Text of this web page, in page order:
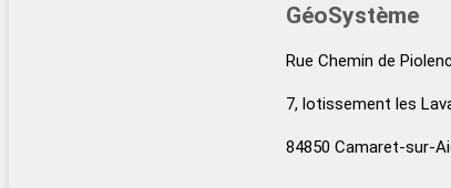
GéoSystème
Rue Chemin de Piolenc
7, lotissement les
84850 Camaret-sur-